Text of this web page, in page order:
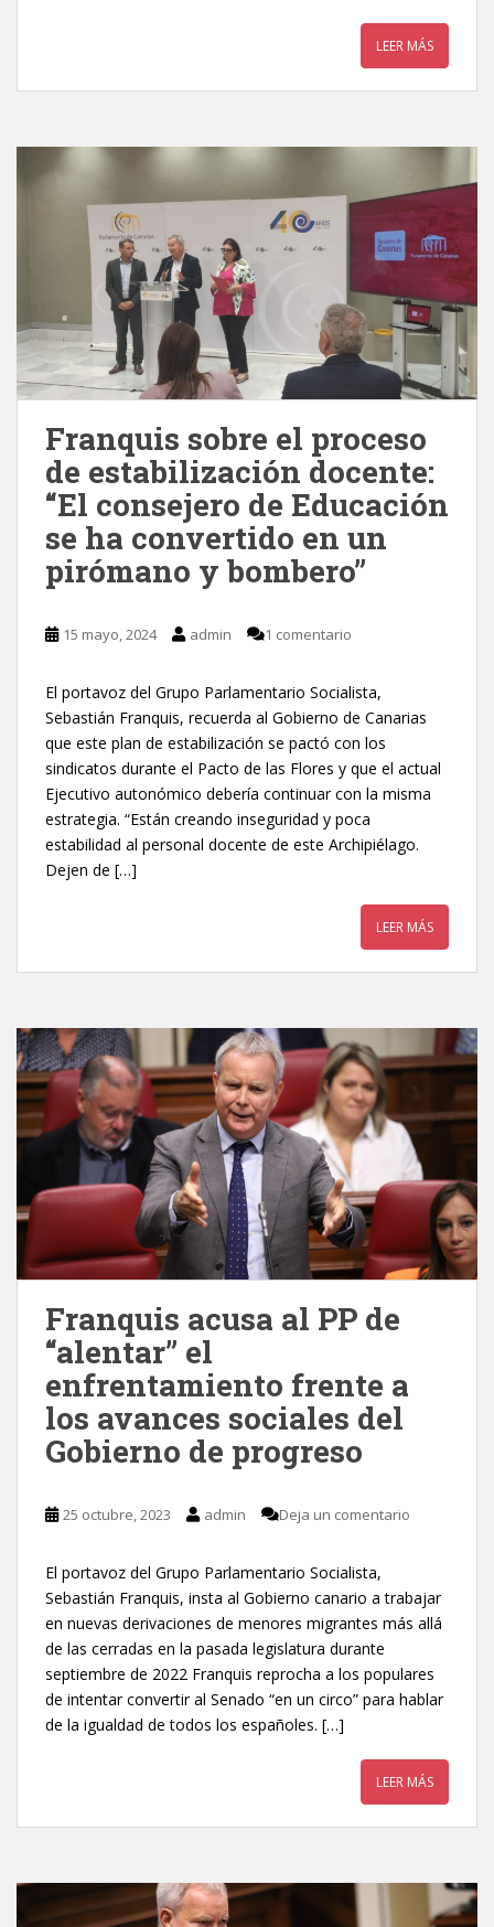
LEER MÁS
Franquis sobre el proceso
de estabilización docente:
“El consejero de Educación
se ha convertido en un
pirómano y bombero”
15 mayo, 2024 admin 1 comentario
El portavoz del Grupo Parlamentario Socialista,
Sebastián Franquis, recuerda al Gobierno de Canarias
que este plan de estabilización se pactó con los
sindicatos durante el Pacto de las Flores y que el actual
Ejecutivo autonómico debería continuar con la misma
estrategia. “Están creando inseguridad y poca
estabilidad al personal docente de este Archipiélago.
Dejen de […]
LEER MÁS
Franquis acusa al PP de
“alentar” el
enfrentamiento frente a
los avances sociales del
Gobierno de progreso
25 octubre, 2023 admin Deja un comentario
El portavoz del Grupo Parlamentario Socialista,
Sebastián Franquis, insta al Gobierno canario a trabajar
en nuevas derivaciones de menores migrantes más allá
de las cerradas en la pasada legislatura durante
septiembre de 2022 Franquis reprocha a los populares
de intentar convertir al Senado “en un circo” para hablar
de la igualdad de todos los españoles. […]
LEER MÁS